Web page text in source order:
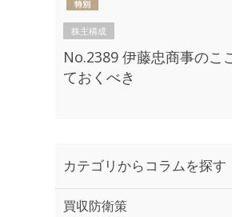
株主構成
No.2389 伊藤忠商事のこ
ておくべき
カテゴリからコラムを探す
買収防衛策